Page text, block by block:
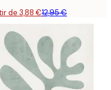
de 3,88 €12,95 €